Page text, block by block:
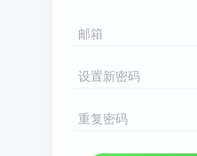
邮箱
设置新密码
重复密码